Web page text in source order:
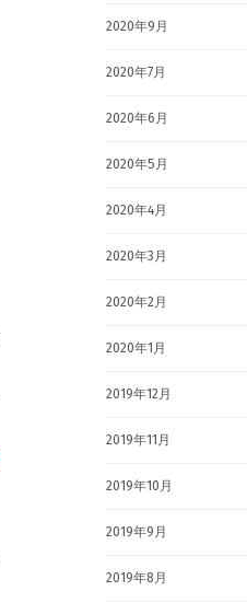
2020年9月
2020年7月
2020年6月
2020年5月
2020年4月
2020年3月
2020年2月
2020年1月
2019年12月
2019年11月
2019年10月
2019年9月
2019年8月